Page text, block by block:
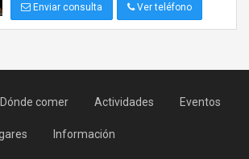
Enviar consulta Ver teléfono
Dónde comer Actividades Eventos
Información